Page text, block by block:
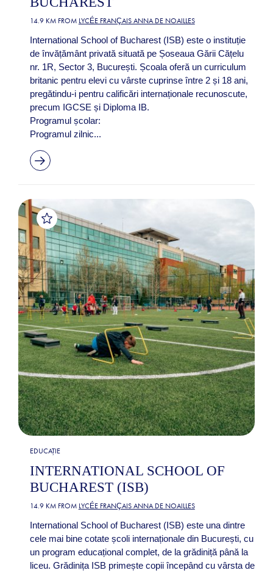
14.9 KM FROM LYCÉE FRANÇAIS ANNA DE NOAILLES
International School of Bucharest (ISB) este o instituție
de învățământ privată situată pe Șoseaua Gării Cățelu
nr. 1R, Sector 3, București. Școala oferă un curriculum
britanic pentru elevi cu vârste cuprinse între 2 și 18 ani,
pregătindu-i pentru calificări internaționale recunoscute,
precum IGCSE și Diploma IB.
Programul școlar:
Programul zilnic...
EDUCAȚIE
INTERNATIONAL SCHOOL OF
BUCHAREST (ISB)
14.9 KM FROM LYCÉE FRANÇAIS ANNA DE NOAILLES
International School of Bucharest (ISB) este una dintre
cele mai bine cotate școli internaționale din București, cu
un program educațional complet, de la grădiniță până la
liceu. Grădinița ISB primește copii începând cu vârsta de